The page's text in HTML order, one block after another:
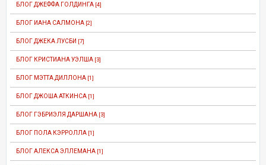
БЛОГ ДЖЕФФА ГОЛДИНГА [4]
БЛОГ ИАНА САЛМОНА [2]
БЛОГ ДЖЕКА ЛУСБИ [7]
БЛОГ КРИСТИАНА УЭЛША [3]
БЛОГ МЭТТА ДИЛЛОНА [1]
БЛОГ ДЖОША АТКИНСА [1]
БЛОГ ГЭБРИЭЛЯ ДАРШАНА [3]
БЛОГ ПОЛА КЭРРОЛЛА [1]
БЛОГ АЛЕКСА ЭЛЛЕМАНА [1]